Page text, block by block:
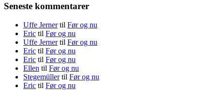
Seneste kommentarer
Uffe Jernertil Før og nu
Eric til Før og nu
Uffe Jernertil Før og nu
Eric til Før og nu
Eric til Før og nu
Ellen til Før og nu
Stegemüllertil Før og nu
Eric til Før og nu